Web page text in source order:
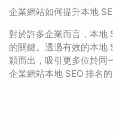
企業網站如何提升本地
對於許多企業而言，本地
的關鍵。透過有效的本地
穎而出，吸引更多位於同
企業網站本地 SEO 排名的